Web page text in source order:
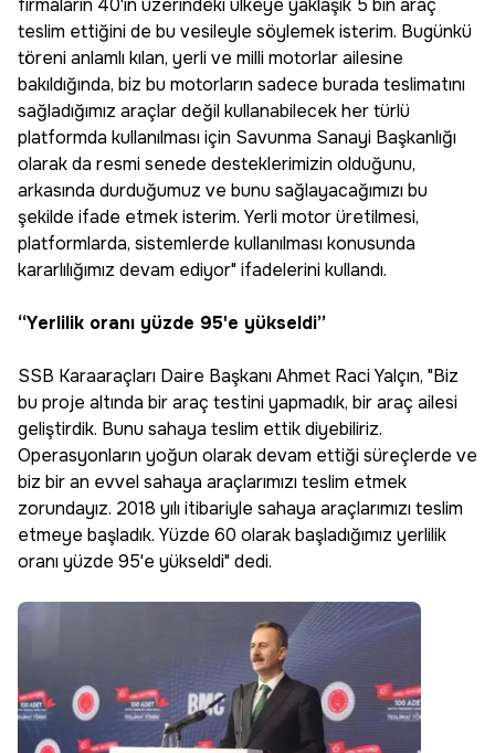
firmaların 40'ın üzerindeki ülkeye yaklaşık 5 bin araç
teslim ettiğini de bu vesileyle söylemek isterim. Bugünkü
töreni anlamlı kılan, yerli ve milli motorlar ailesine
bakıldığında, biz bu motorların sadece burada teslimatını
sağladığımız araçlar değil kullanabilecek her türlü
platformda kullanılması için Savunma Sanayi Başkanlığı
olarak da resmi senede desteklerimizin olduğunu,
arkasında durduğumuz ve bunu sağlayacağımızı bu
şekilde ifade etmek isterim. Yerli motor üretilmesi,
platformlarda, sistemlerde kullanılması konusunda
kararlılığımız devam ediyor" ifadelerini kullandı.
“Yerlilik oranı yüzde 95'e yükseldi”
SSB Karaaraçları Daire Başkanı Ahmet Raci Yalçın, "Biz
bu proje altında bir araç testini yapmadık, bir araç ailesi
geliştirdik. Bunu sahaya teslim ettik diyebiliriz.
Operasyonların yoğun olarak devam ettiği süreçlerde ve
biz bir an evvel sahaya araçlarımızı teslim etmek
zorundayız. 2018 yılı itibariyle sahaya araçlarımızı teslim
etmeye başladık. Yüzde 60 olarak başladığımız yerlilik
oranı yüzde 95'e yükseldi" dedi.